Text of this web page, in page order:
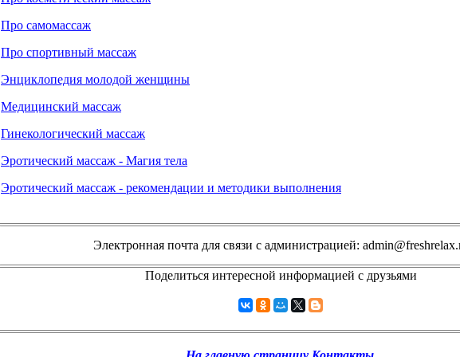
Про самомассаж
Про спортивный массаж
Энциклопедия молодой женщины
Медицинский массаж
Гинекологический массаж
Эротический массаж - Магия тела
Эротический массаж - рекомендации и методики выполнения
Электронная почта для связи с администрацией:
Поделиться интересной информацией с друзьями